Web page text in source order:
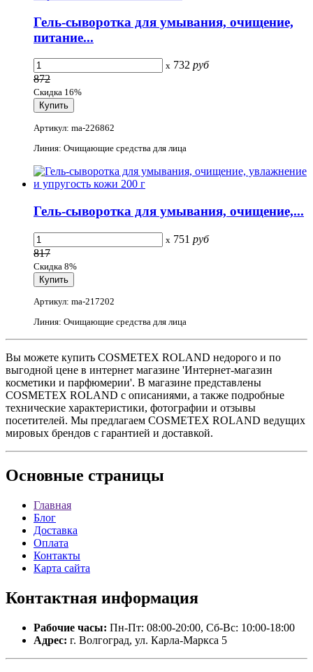
Гель-сыворотка для умывания, очищение,
питание...
x 732 руб
872
Скидка 16%
Артикул: ma-226862
Линия: Очищающие средства для лица
Гель-сыворотка для умывания, очищение,...
x 751 руб
817
Скидка 8%
Артикул: ma-217202
Линия: Очищающие средства для лица
Вы можете купить COSMETEX ROLAND недорого и по
выгодной цене в интернет магазине 'Интернет-магазин
косметики и парфюмерии'. В магазине представлены
COSMETEX ROLAND с описаниями, а также подробные
технические характеристики, фотографии и отзывы
посетителей. Мы предлагаем COSMETEX ROLAND ведущих
мировых брендов с гарантией и доставкой.
Основные страницы
Главная
Блог
Доставка
Оплата
Контакты
Карта сайта
Контактная информация
Рабочие часы: Пн-Пт: 08:00-20:00, Сб-Вс: 10:00-18:00
Адрес: г. Волгоград, ул. Карла-Маркса 5